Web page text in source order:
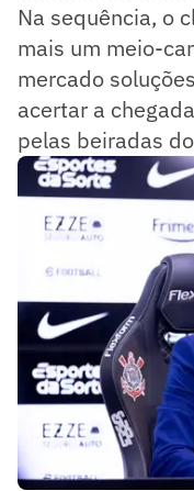
Na sequência, o
mais um meio-
mercado
acertar a
pelas beiradas